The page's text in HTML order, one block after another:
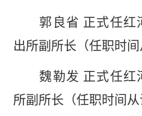
郭良省 正式任红
出所副所长（任职时间
魏勒发 正式任红
所副所长（任职时间从